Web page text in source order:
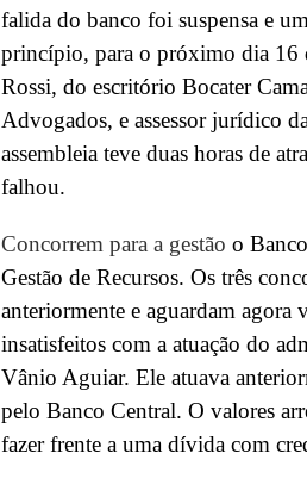
falida do banco foi suspensa e
princípio, para o próximo dia 16
Rossi, do escritório Bocater
Advogados, e assessor jurídico
assembleia teve duas horas de
falhou.
Concorrem para a gestão o
Gestão de Recursos. Os três
anteriormente e aguardam agora
insatisfeitos com a atuação do
Vânio Aguiar. Ele atuava
pelo Banco Central. O valores
fazer frente a uma dívida com